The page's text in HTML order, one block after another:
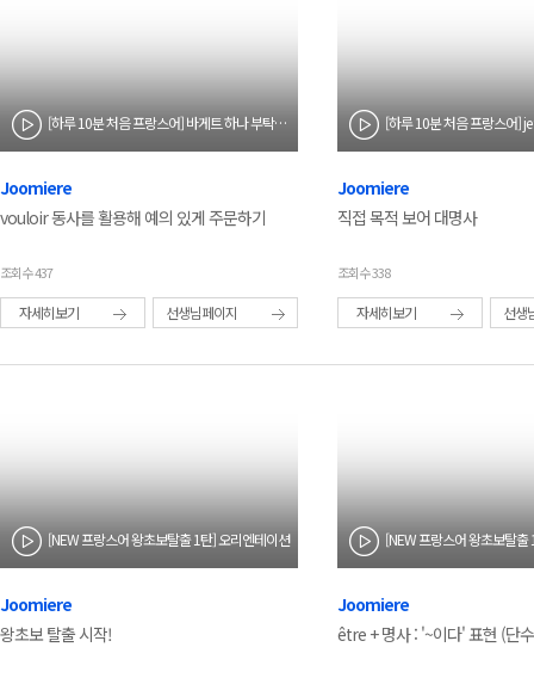
[하루 10분 처음 프랑스어] 바게트 하나 부탁합니다~
Joomiere
vouloir 동사를 활용해 예의 있게 주문하기
조회수 437
자세히보기 선생님페이지
Joomiere
직접 목적 보어 대명사
조회수 338
자세히보기 선생
[NEW 프랑스어 왕초보탈출 1탄] 오리엔테이션
Joomiere
왕초보 탈출 시작!
Joomiere
être + 명사 : '~이다' 표현 (단